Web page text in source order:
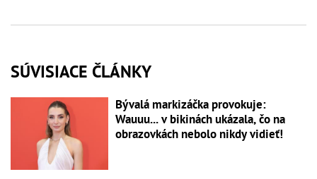
SÚVISIACE ČLÁNKY
Bývalá markizáčka provokuje:
Wauuu... v bikinách ukázala, čo na
obrazovkách nebolo nikdy vidieť!